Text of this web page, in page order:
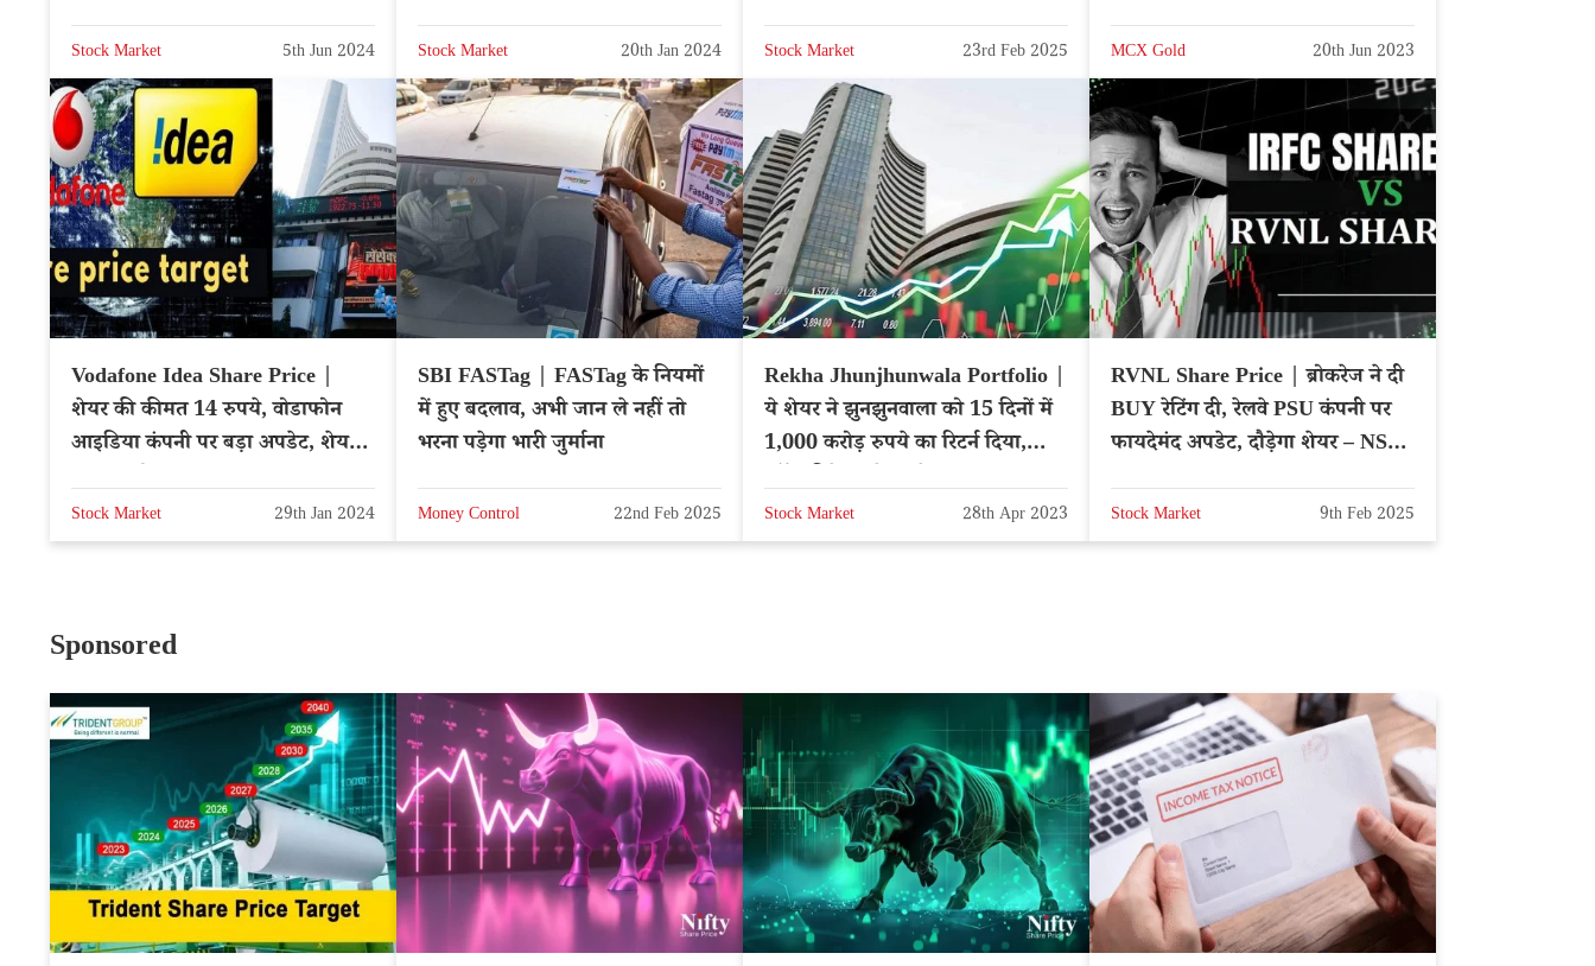
Stock Market 5th Jun 2024 Stock Market 20th Jan 2024 Stock Market 23rd Feb 2025 MCX Gold 20th Jun 2023
Vodafone Idea Share Price |
शेयर की कीमत 14 रुपये, वोडाफोन
आइडिया कंपनी पर बड़ा अपडेट, शेयर
Stock Market 29th Jan 2024
SBI FASTag | FASTag के नियमों
में हुए बदलाव, अभी जान ले नहीं तो
भरना पड़ेगा भारी जुर्माना
Money Control 22nd Feb 2025
Rekha Jhunjhunwala Portfolio |
ये शेयर ने झुनझुनवाला को 15 दिनों में
1,000 करोड़ रुपये का रिटर्न दिया,
Stock Market 28th Apr 2023
RVNL Share Price | ब्रोकरेज ने दी
BUY रेटिंग दी, रेलवे PSU कंपनी पर
फायदेमंद अपडेट, दौड़ेगा शेयर – NSE:
Stock Market 9th Feb 2025
Sponsored